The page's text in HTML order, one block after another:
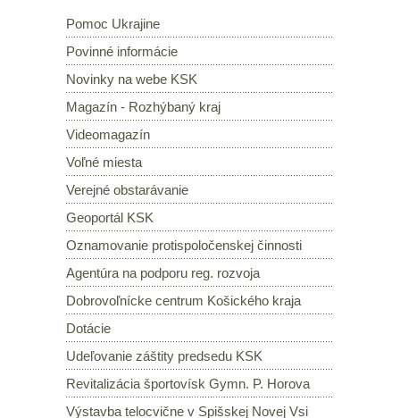
Pomoc Ukrajine
Povinné informácie
Novinky na webe KSK
Magazín - Rozhýbaný kraj
Videomagazín
Voľné miesta
Verejné obstarávanie
Geoportál KSK
Oznamovanie protispoločenskej činnosti
Agentúra na podporu reg. rozvoja
Dobrovoľnícke centrum Košického kraja
Dotácie
Udeľovanie záštity predsedu KSK
Revitalizácia športovísk Gymn. P. Horova
Výstavba telocvične v Spišskej Novej Vsi